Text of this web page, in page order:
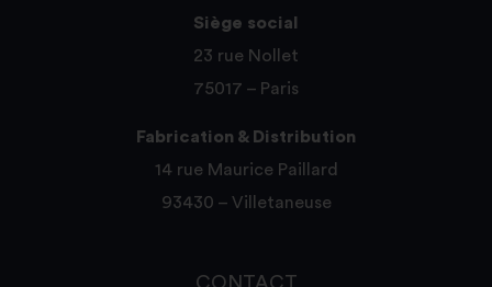
Siège social
23 rue Nollet
75017 – Paris
Fabrication & Distribution
14 rue Maurice Paillard
93430 – Villetaneuse
CONTACT